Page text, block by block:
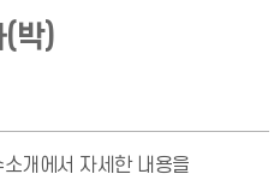
(박)
개에서 자세한 내용을